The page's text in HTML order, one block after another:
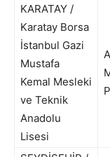
KARATAY /
Karatay Borsa
İstanbul Gazi
Mustafa
Kemal Mesleki
ve Teknik
Anadolu
Lisesi